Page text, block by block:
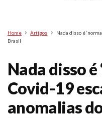
Pesquisa
Home Artigos
Nada disso é
Brasil
Nada disso é
Covid-19
anomalias
Jurídico
O Sindicato
Agenda
Casa do Alto